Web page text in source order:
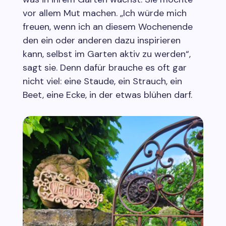
vor allem Mut machen. „Ich würde mich
freuen, wenn ich an diesem Wochenende
den ein oder anderen dazu inspirieren
kann, selbst im Garten aktiv zu werden“,
sagt sie. Denn dafür brauche es oft gar
nicht viel: eine Staude, ein Strauch, ein
Beet, eine Ecke, in der etwas blühen darf.